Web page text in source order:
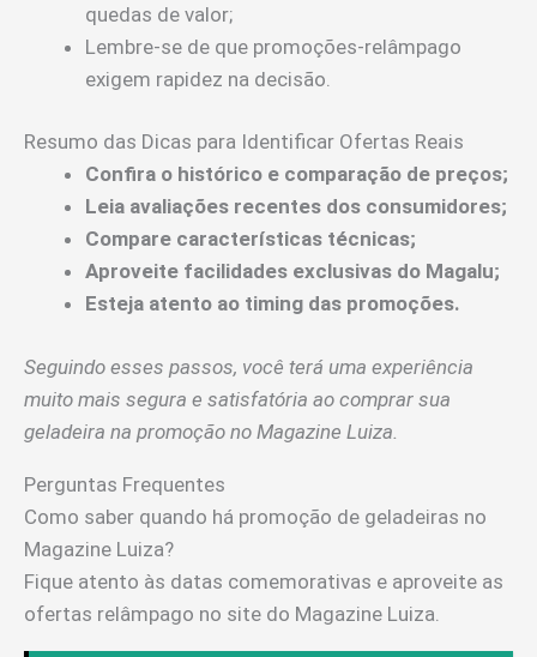
quedas de valor;
Lembre-se de que promoções-relâmpago
exigem rapidez na decisão.
Resumo das Dicas para Identificar Ofertas Reais
Confira o histórico e comparação de preços;
Leia avaliações recentes dos consumidores;
Compare características técnicas;
Aproveite facilidades exclusivas do Magalu;
Esteja atento ao timing das promoções.
Seguindo esses passos, você terá uma experiência
muito mais segura e satisfatória ao comprar sua
geladeira na promoção no Magazine Luiza.
Perguntas Frequentes
Como saber quando há promoção de geladeiras no
Magazine Luiza?
Fique atento às datas comemorativas e aproveite as
ofertas relâmpago no site do Magazine Luiza.